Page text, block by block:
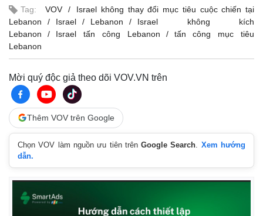
Thế giới
Quan sát
Cuộc sống đó đây
Hồ sơ
Video
Ảnh
Tag: VOV
Israel không thay đổi mục tiêu cuộc chiến tại
Lebanon
Israel Lebanon
Israel không kích
Lebanon
Israel tấn công Lebanon
tấn công mục tiêu
Lebanon
Mời quý độc giả theo dõi VOV.VN trên
Thêm VOV trên Google
Chọn VOV làm nguồn ưu tiên trênGoogle Search
Xem hướng
dẫn.